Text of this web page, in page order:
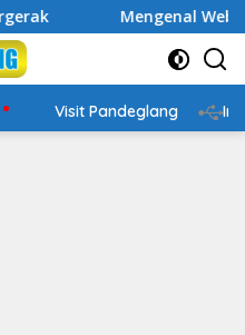
Mengenal Website Resmi
Visit Pandeglang